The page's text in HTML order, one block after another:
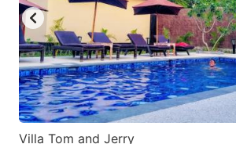
Villa Tom and Jerry